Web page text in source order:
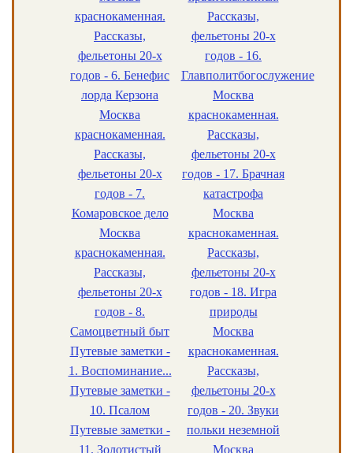
краснокаменная.
Рассказы,
фельетоны 20-х
годов - 6. Бенефис
лорда Керзона
Москва
краснокаменная.
Рассказы,
фельетоны 20-х
годов - 7.
Комаровское дело
Москва
краснокаменная.
Рассказы,
фельетоны 20-х
годов - 8.
Самоцветный быт
Путевые заметки -
1. Воспоминание...
Путевые заметки -
10. Псалом
Путевые заметки -
11. Золотистый
Рассказы,
фельетоны 20-х
годов - 16.
Главполитбогослужение
Москва
краснокаменная.
Рассказы,
фельетоны 20-х
годов - 17. Брачная
катастрофа
Москва
краснокаменная.
Рассказы,
фельетоны 20-х
годов - 18. Игра
природы
Москва
краснокаменная.
Рассказы,
фельетоны 20-х
годов - 20. Звуки
польки неземной
Москва